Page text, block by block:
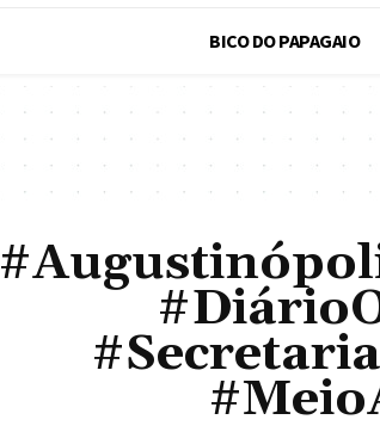
BICO DO PAPAGAIO